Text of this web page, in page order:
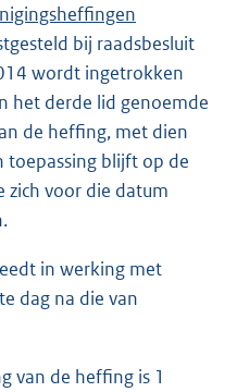
bij raadsbesluit
wordt ingetrokken
het derde lid genoemde
de heffing, met dien
toepassing blijft op de
zich voor die datum
in werking met
dag na die van
van de heffing is 1